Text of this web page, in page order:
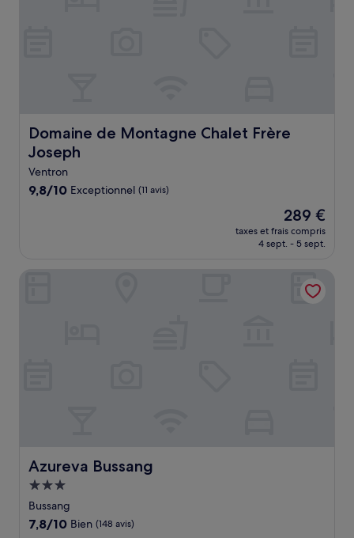
Domaine de Montagne Chalet Frère
Joseph
Domaine de Montagne Chalet Frère Joseph
Ventron
9.8
9,8/10 Exceptionnel (11 avis)
Le
nouveau
prix
de
289 €
289 €
taxes et frais compris
4 sept. - 5 sept.
Azureva Bussang
Azureva Bussang
Hébergement
3.0 étoiles
Bussang
7.8
7,8/10 Bien (148 avis)